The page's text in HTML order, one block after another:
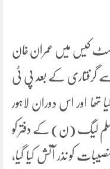
مئی کو القادر ٹرسٹ کیس میں عمران خان
گرفتاری کے بعد پی ٹی
تھا اور اس دوران لاہور
ٹاؤن میں 9 مئی کو مسلم لیگ (ن) کے دفتر کو
کو نذر آتش کیا گیا،